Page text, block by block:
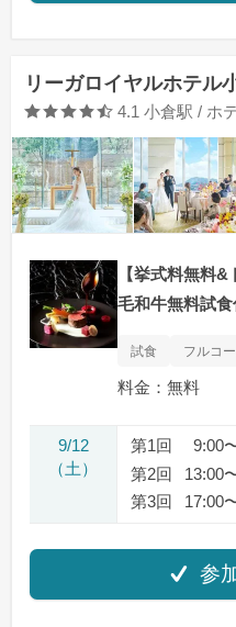
リーガロイヤルホテル
口コミ評価
4.1 小倉駅 / ホ
【挙式料無料
毛和牛無料試
試食 フルコ
料金：無料
9/12
（土）
第1回 9:00
第2回
13:00
第3回
17:00
参